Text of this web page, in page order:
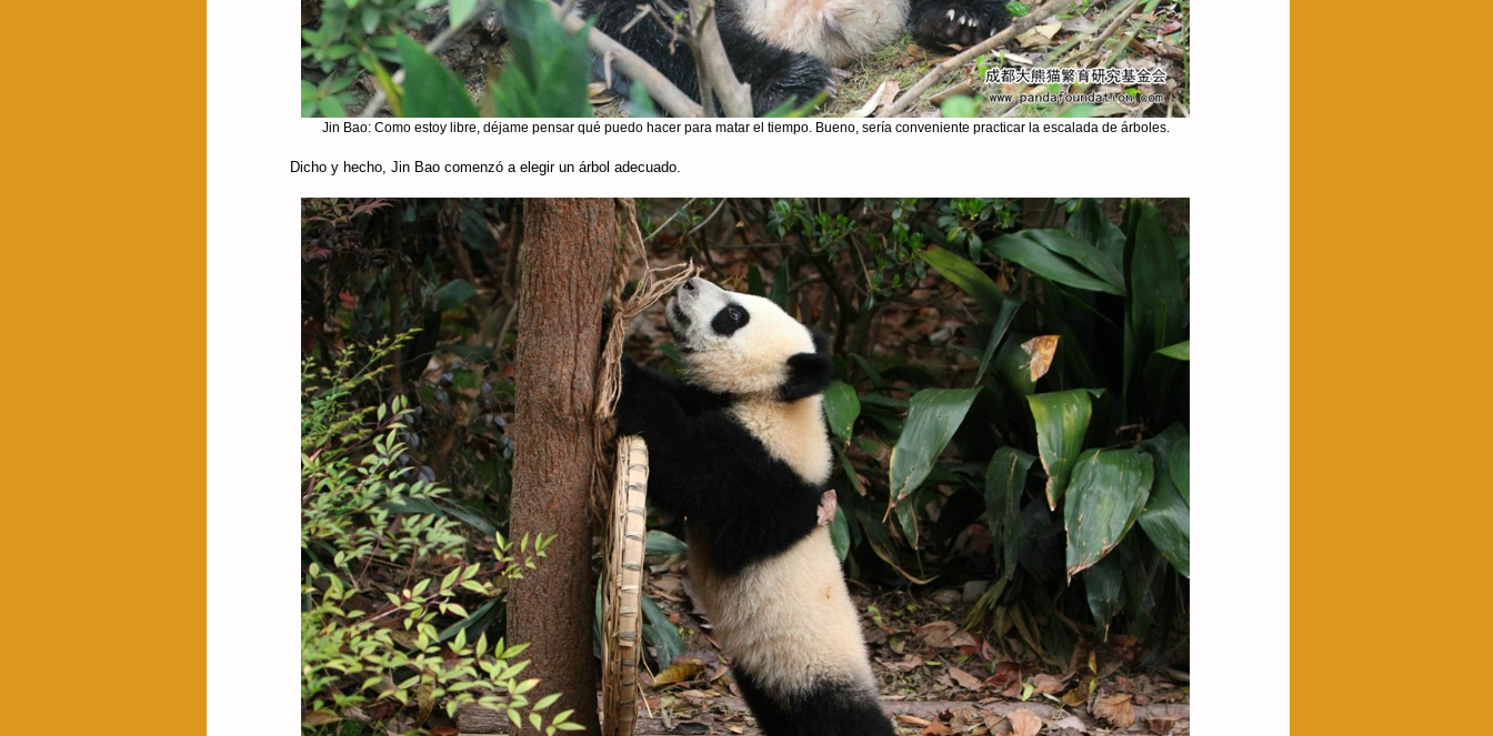
Jin Bao: Como estoy libre, déjame pensar qué puedo hacer para matar el tiempo. Bueno, sería conveniente practicar la escalada de árboles.
Dicho y hecho, Jin Bao comenzó a elegir un árbol adecuado.